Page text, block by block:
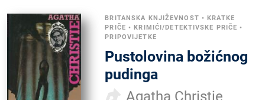
BRITANSKA KNJIŽEVNOST •KRATKE
PRIČE •KRIMIĆI/DETEKTIVSKE PRIČE •
PRIPOVIJETKE
Pustolovina božićnog
pudinga
Agatha Christie